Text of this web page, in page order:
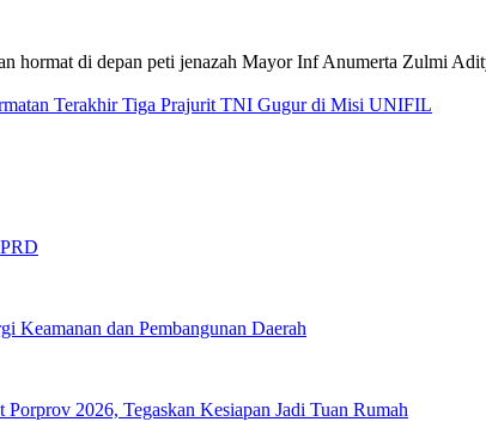
Terakhir Tiga Prajurit TNI Gugur di Misi UNIFIL
Keamanan dan Pembangunan Daerah
2026, Tegaskan Kesiapan Jadi Tuan Rumah